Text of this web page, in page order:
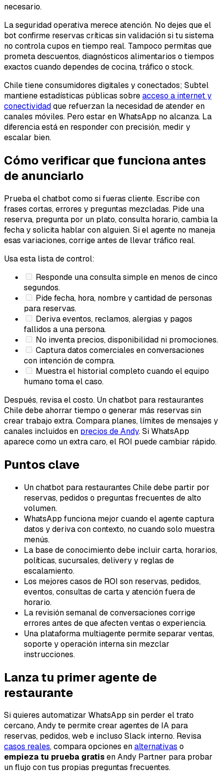
necesario.
La seguridad operativa merece atención. No dejes que el
bot confirme reservas críticas sin validación si tu sistema
no controla cupos en tiempo real. Tampoco permitas que
prometa descuentos, diagnósticos alimentarios o tiempos
exactos cuando dependes de cocina, tráfico o stock.
Chile tiene consumidores digitales y conectados; Subtel
mantiene estadísticas públicas sobreacceso a internet y
conectividadque refuerzan la necesidad de atender en
canales móviles. Pero estar en WhatsApp no alcanza. La
diferencia está en responder con precisión, medir y
escalar bien.
Cómo verificar que funciona antes
de anunciarlo
Prueba el chatbot como si fueras cliente. Escribe con
frases cortas, errores y preguntas mezcladas. Pide una
reserva, pregunta por un plato, consulta horario, cambia la
fecha y solicita hablar con alguien. Si el agente no maneja
esas variaciones, corrige antes de llevar tráfico real.
Usa esta lista de control:
Responde una consulta simple en menos de cinco
segundos.
Pide fecha, hora, nombre y cantidad de personas
para reservas.
Deriva eventos, reclamos, alergias y pagos
fallidos a una persona.
No inventa precios, disponibilidad ni promociones.
Captura datos comerciales en conversaciones
con intención de compra.
Muestra el historial completo cuando el equipo
humano toma el caso.
Después, revisa el costo. Un chatbot para restaurantes
Chile debe ahorrar tiempo o generar más reservas sin
crear trabajo extra. Compara planes, límites de mensajes y
canales incluidos en precios de Andy. Si WhatsApp
aparece como un extra caro, el ROI puede cambiar rápido.
Puntos clave
Un chatbot para restaurantes Chile debe partir por
reservas, pedidos o preguntas frecuentes de alto
volumen.
WhatsApp funciona mejor cuando el agente captura
datos y deriva con contexto, no cuando solo muestra
menús.
La base de conocimiento debe incluir carta, horarios,
políticas, sucursales, delivery y reglas de
escalamiento.
Los mejores casos de ROI son reservas, pedidos,
eventos, consultas de carta y atención fuera de
horario.
La revisión semanal de conversaciones corrige
errores antes de que afecten ventas o experiencia.
Una plataforma multiagente permite separar ventas,
soporte y operación interna sin mezclar
instrucciones.
Lanza tu primer agente de
restaurante
Si quieres automatizar WhatsApp sin perder el trato
cercano, Andy te permite crear agentes de IA para
reservas, pedidos, web e incluso Slack interno. Revisa
casos reales, compara opciones enalternativas o
empieza tu prueba gratisen Andy Partner para probar
un flujo con tus propias preguntas frecuentes.